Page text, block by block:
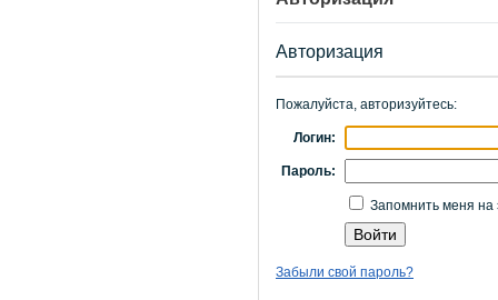
Авторизация
Пожалуйста, авторизуйтесь:
Логин:
Пароль:
Запомнить меня на
Забыли свой пароль?